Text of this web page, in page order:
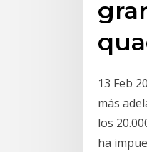
13 Feb
más
los
ha